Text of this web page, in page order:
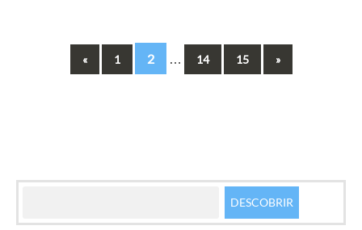
« 1 2 14 15 »